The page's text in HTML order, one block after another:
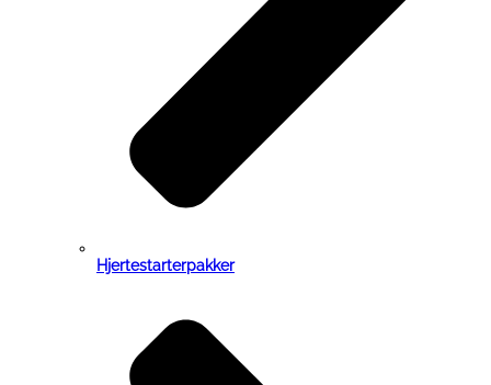
Hjertestarterpakker